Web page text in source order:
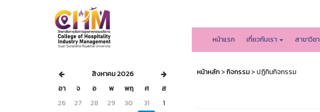
หน้าแรก เกี่ยวกับเรา สาขาวิชา
สิงหาคม 2026
อา
จ อ พ พฤ ศ
ส
26
27 28 29 30 31
1
หน้าหลัก>กิจกรรม> ปฏิทินกิจกรรม